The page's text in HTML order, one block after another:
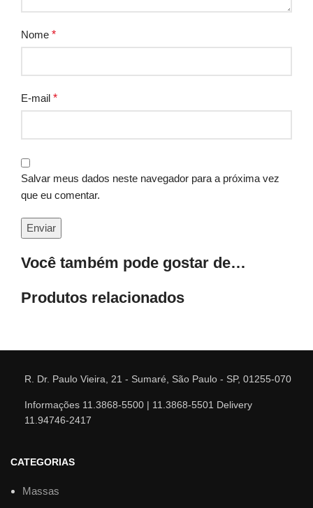
Nome *
E-mail *
Salvar meus dados neste navegador para a próxima vez
que eu comentar.
Você também pode gostar de…
Produtos relacionados
R. Dr. Paulo Vieira, 21 - Sumaré, São Paulo - SP, 01255-070
Informações 11.3868-5500 | 11.3868-5501 Delivery
11.94746-2417
CATEGORIAS
Massas